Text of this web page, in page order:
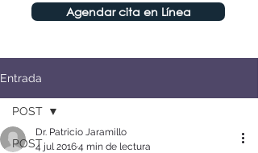
Agendar cita en Línea
Entrada
POST
POST
Dr. Patricio Jaramillo
4 jul 20164 min de lectura